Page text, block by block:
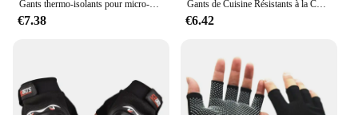
Gants thermo-isolants pour micro-ondes, résistants à la chaleur, résistants aux hautes températures, gants de cuisine et de four, 2 pièces
€7.38
Gants de Cuisine Résistants à la Chaleur et Isolants, PoinDécoration Imprimée de Noël, Adaptés aux Fours
€6.42